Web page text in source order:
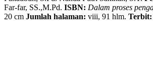
Far-far, SS.,M.Pd. ISBN: Dalam proses
20 cm Jumlah halaman: viii, 91 hlm. Terbit: